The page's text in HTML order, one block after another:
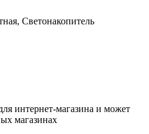
Светонакопитель
интернет-магазина и может
магазинах